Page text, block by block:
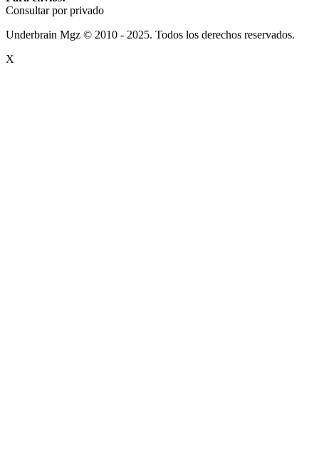
Consultar por privado
Underbrain Mgz © 2010 - 2025. Todos los derechos reservados.
X